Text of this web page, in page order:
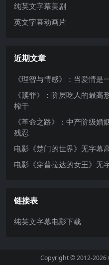
纯英文字幕美剧
英文字幕动画片
近期文章
《理智与情感》：当爱情是
《赎罪》：阶层吃人的最
榨干
《革命之路》：中产阶级
残忍
电影《楚门的世界》无字幕
电影《穿普拉达的女王》无
链接表
纯英文字幕电影下载
Copyright © 2012-2026